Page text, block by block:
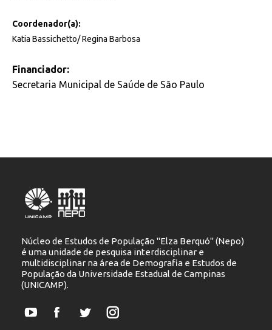
Coordenador(a):
Katia Bassichetto/ Regina Barbosa
Financiador:
Secretaria Municipal de Saúde de São Paulo
Núcleo de Estudos de População "Elza Berquó" (Nepo)
é uma unidade de pesquisa interdisciplinar e
multidisciplinar na área de Demografia e Estudos de
População da Universidade Estadual de Campinas
(UNICAMP).
YouTubeFacebookTwitterInstagram